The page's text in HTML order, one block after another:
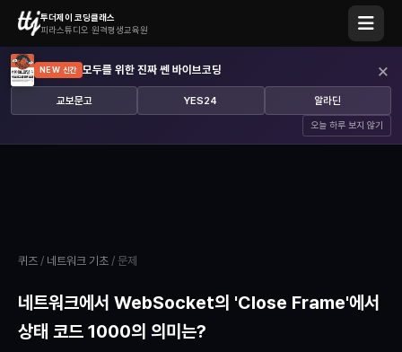
투더제이 코딩클래스
피라스튜디오 원격평생교육원
NEW 신간 모두를 위한 진짜 쎈 바이브코딩
교보문고 YES24 알라딘
오늘 하루 보지 않기
×
퀴즈 / 네트워크 기초 / 문제
네트워크에서 WebSocket의 'Close Frame'에서
상태 코드 1000의 의미는?